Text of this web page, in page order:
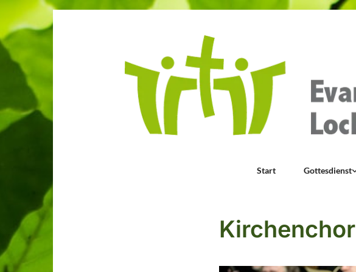
Start Gottesdienst
Kirchenchor